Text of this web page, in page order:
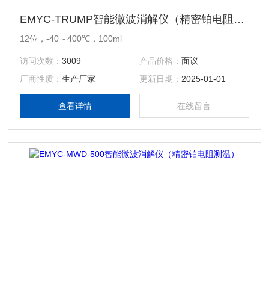
EMYC-TRUMP智能微波消解仪（精密铂电阻测温）
12位，-40～400℃，100ml
访问次数：3009 产品价格： 面议
厂商性质：生产厂家 更新日期： 2025-01-01
查看详情 在线留言